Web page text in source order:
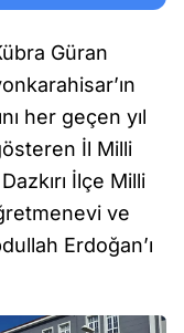
Güran
her geçen yıl
İl Milli
İlçe Milli
ve
Erdoğan’ı